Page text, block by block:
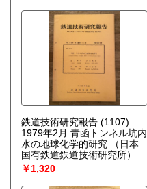
鉄道技術研究報告 (1107)
1979年2月 青函トンネル坑内
水の地球化学的研究
（日本
国有鉄道鉄道技術研究所）
￥1,320